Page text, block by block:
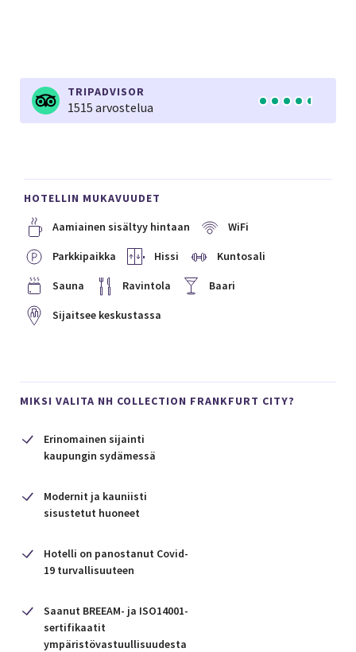
TRIPADVISOR
1515 arvostelua
HOTELLIN MUKAVUUDET
Aamiainen sisältyy hintaan
WiFi
Parkkipaikka Hissi Kuntosali
Sauna Ravintola Baari
Sijaitsee keskustassa
MIKSI VALITA NH COLLECTION FRANKFURT CITY?
Erinomainen sijainti
kaupungin sydämessä
Modernit ja kauniisti
sisustetut huoneet
Hotelli on panostanut Covid-
19 turvallisuuteen
Saanut BREEAM- ja ISO14001-
sertifikaatit
ympäristövastuullisuudesta